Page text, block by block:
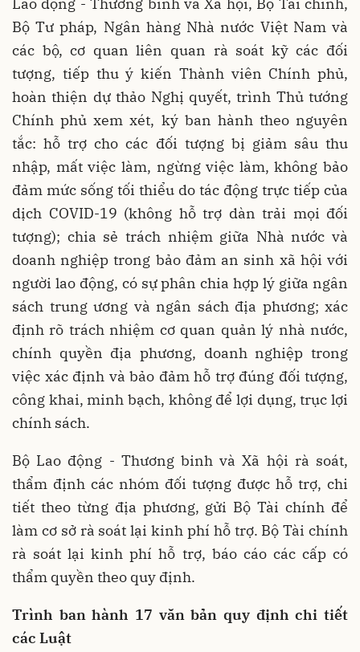
Lao động - Thương binh và Xã hội, Bộ Tài chính,
Bộ Tư pháp, Ngân hàng Nhà nước Việt Nam và
các bộ, cơ quan liên quan rà soát kỹ các đối
tượng, tiếp thu ý kiến Thành viên Chính phủ,
hoàn thiện dự thảo Nghị quyết, trình Thủ tướng
Chính phủ xem xét, ký ban hành theo nguyên
tắc: hỗ trợ cho các đối tượng bị giảm sâu thu
nhập, mất việc làm, ngừng việc làm, không bảo
đảm mức sống tối thiểu do tác động trực tiếp của
dịch COVID-19 (không hỗ trợ dàn trải mọi đối
tượng); chia sẻ trách nhiệm giữa Nhà nước và
doanh nghiệp trong bảo đảm an sinh xã hội với
người lao động, có sự phân chia hợp lý giữa ngân
sách trung ương và ngân sách địa phương; xác
định rõ trách nhiệm cơ quan quản lý nhà nước,
chính quyền địa phương, doanh nghiệp trong
việc xác định và bảo đảm hỗ trợ đúng đối tượng,
công khai, minh bạch, không để lợi dụng, trục lợi
chính sách.
Bộ Lao động - Thương binh và Xã hội rà soát,
thẩm định các nhóm đối tượng được hỗ trợ, chi
tiết theo từng địa phương, gửi Bộ Tài chính để
làm cơ sở rà soát lại kinh phí hỗ trợ. Bộ Tài chính
rà soát lại kinh phí hỗ trợ, báo cáo các cấp có
thẩm quyền theo quy định.
Trình ban hành 17 văn bản quy định chi tiết
các Luật